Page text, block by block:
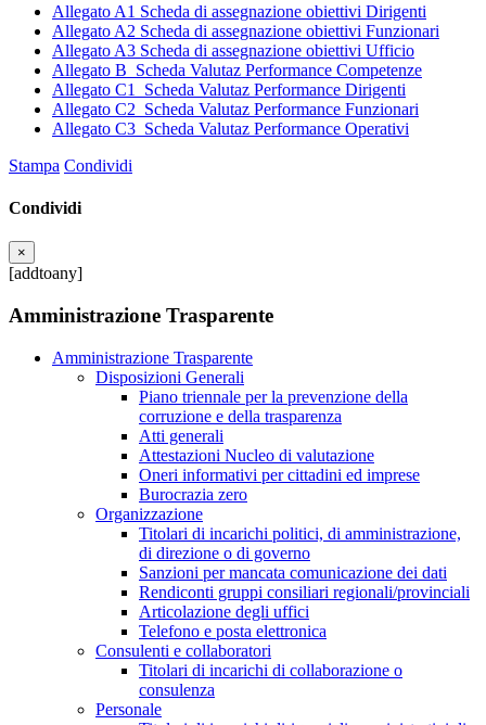
Allegato A1 Scheda di assegnazione obiettivi Dirigenti
Allegato A2 Scheda di assegnazione obiettivi Funzionari
Allegato A3 Scheda di assegnazione obiettivi Ufficio
Allegato B_Scheda Valutaz Performance Competenze
Allegato C1_Scheda Valutaz Performance Dirigenti
Allegato C2_Scheda Valutaz Performance Funzionari
Allegato C3_Scheda Valutaz Performance Operativi
Stampa Condividi
Condividi
×
[addtoany]
Amministrazione Trasparente
Amministrazione Trasparente
Disposizioni Generali
Piano triennale per la prevenzione della
corruzione e della trasparenza
Atti generali
Attestazioni Nucleo di valutazione
Oneri informativi per cittadini ed imprese
Burocrazia zero
Organizzazione
Titolari di incarichi politici, di amministrazione,
di direzione o di governo
Sanzioni per mancata comunicazione dei dati
Rendiconti gruppi consiliari regionali/provinciali
Articolazione degli uffici
Telefono e posta elettronica
Consulenti e collaboratori
Titolari di incarichi di collaborazione o
consulenza
Personale